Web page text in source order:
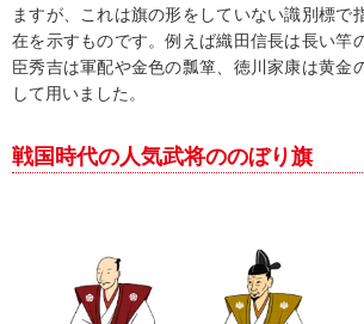
ますが、これは旗の形をしていない識別標で
在を示すものです。例えば織田信長は長い竿
臣秀吉は軍配や金色の瓢箪、徳川家康は黄金
して用いました。
戦国時代の人気武将ののぼり旗